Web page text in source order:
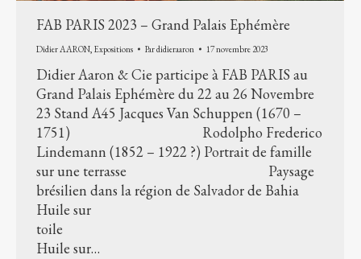
FAB PARIS 2023 – Grand Palais Ephémère
Didier AARON, Expositions Pardidieraaron 17 novembre 2023
Didier Aaron & Cie participe à FAB PARIS au
Grand Palais Ephémère du 22 au 26 Novembre
23 Stand A45 Jacques Van Schuppen (1670 –
1751) Rodolpho Frederico
Lindemann (1852 – 1922 ?) Portrait de famille
sur une terrasse Paysage
brésilien dans la région de Salvador de Bahia
Huile sur
toile
Huile sur…